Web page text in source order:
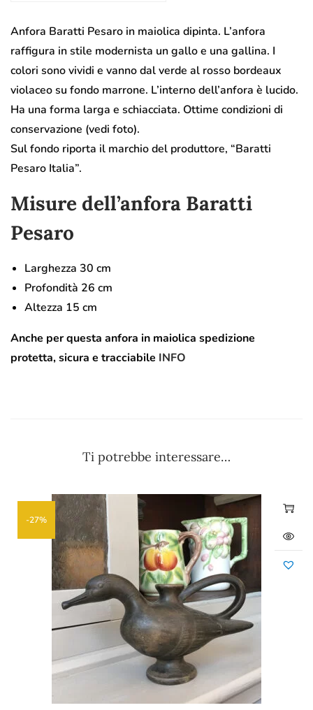
Anfora Baratti Pesaro in maiolica dipinta. L’anfora
raffigura in stile modernista un gallo e una gallina. I
colori sono vividi e vanno dal verde al rosso bordeaux
violaceo su fondo marrone. L’interno dell’anfora è lucido.
Ha una forma larga e schiacciata. Ottime condizioni di
conservazione (vedi foto).
Sul fondo riporta il marchio del produttore, “Baratti
Pesaro Italia”.
Misure dell’anfora Baratti
Pesaro
Larghezza 30 cm
Profondità 26 cm
Altezza 15 cm
Anche per questa anfora in maiolica spedizione
protetta, sicura e tracciabile INFO
Ti potrebbe interessare…
-27%